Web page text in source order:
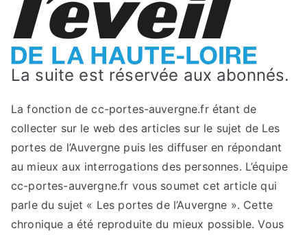
La suite est réservée aux abonnés.
La fonction de cc-portes-auvergne.fr étant de
collecter sur le web des articles sur le sujet de Les
portes de l’Auvergne puis les diffuser en répondant
au mieux aux interrogations des personnes. L’équipe
cc-portes-auvergne.fr vous soumet cet article qui
parle du sujet « Les portes de l’Auvergne ». Cette
chronique a été reproduite du mieux possible. Vous